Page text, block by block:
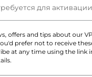
offers and tips about our
prefer not to receive
at any time using the link